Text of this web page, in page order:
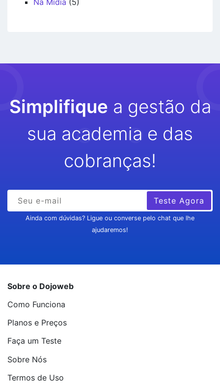
Na Mídia (5)
Simplifique a gestão da
sua academia e das
cobranças!
Teste Agora
Ainda com dúvidas? Ligue ou converse pelo chat que lhe
ajudaremos!
Sobre o Dojoweb
Como Funciona
Planos e Preços
Faça um Teste
Sobre Nós
Termos de Uso